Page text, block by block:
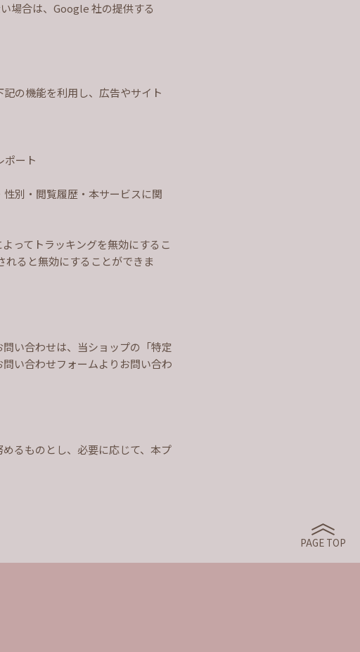
場合は、Google 社の提供する
の機能を利用し、広告やサイト
ポート
別・閲覧履歴・本サービスに関
ってトラッキングを無効にするこ
ると無効にすることができま
い合わせは、当ショップの「特定
い合わせフォームよりお問い合わ
るものとし、必要に応じて、本プ
PAGE TOP